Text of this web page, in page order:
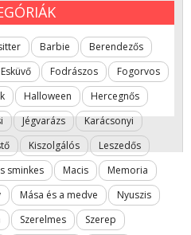
Barbie
Berendezős
Esküvő Fodrászos
Fogorvos
Halloween
Hercegnős
Jégvarázs
Karácsonyi
Kiszolgálós
Leszedős
sminkes Macis
Memoria
Mása és a medve
Nyuszis
Szerelmes Szerep